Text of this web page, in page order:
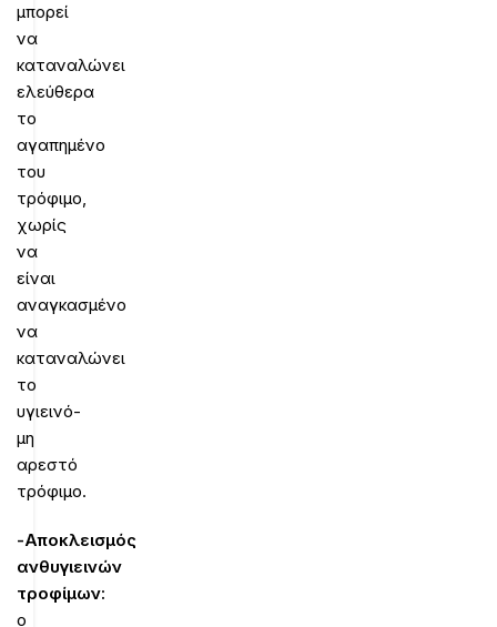
μπορεί
να
καταναλώνει
ελεύθερα
το
αγαπημένο
του
τρόφιμο,
χωρίς
να
είναι
αναγκασμένο
να
καταναλώνει
το
υγιεινό-
μη
αρεστό
τρόφιμο.
-Αποκλεισμός
ανθυγιεινών
τροφίμων:
ο